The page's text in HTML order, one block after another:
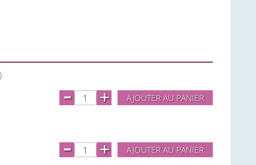
AJOUTER AU PANIER
- +
AJOUTER AU PANIER
- +